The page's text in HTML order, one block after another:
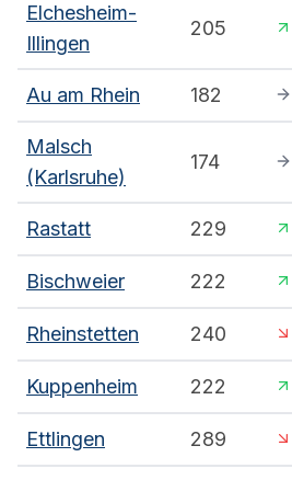
Elchesheim-
Illingen
205
Au am Rhein 182
Malsch
(Karlsruhe)
174
Rastatt 229
Bischweier 222
Rheinstetten 240
Kuppenheim 222
Ettlingen 289